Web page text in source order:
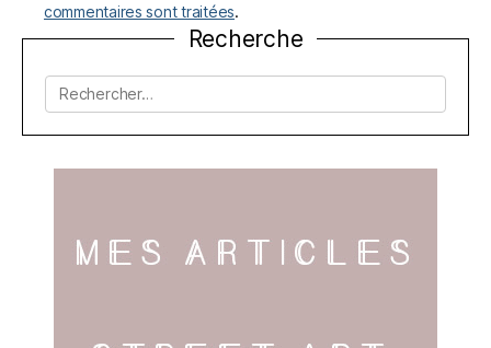
commentaires sont traitées.
Recherche
Rechercher :